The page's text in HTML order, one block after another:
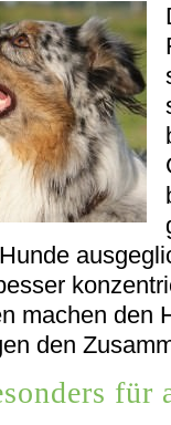
machen den
den